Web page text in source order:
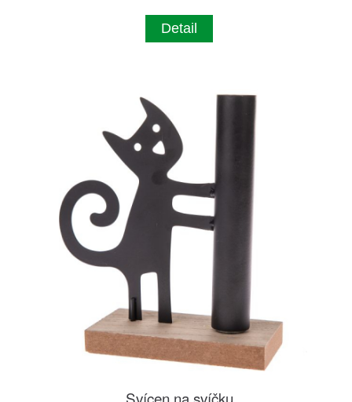
Detail